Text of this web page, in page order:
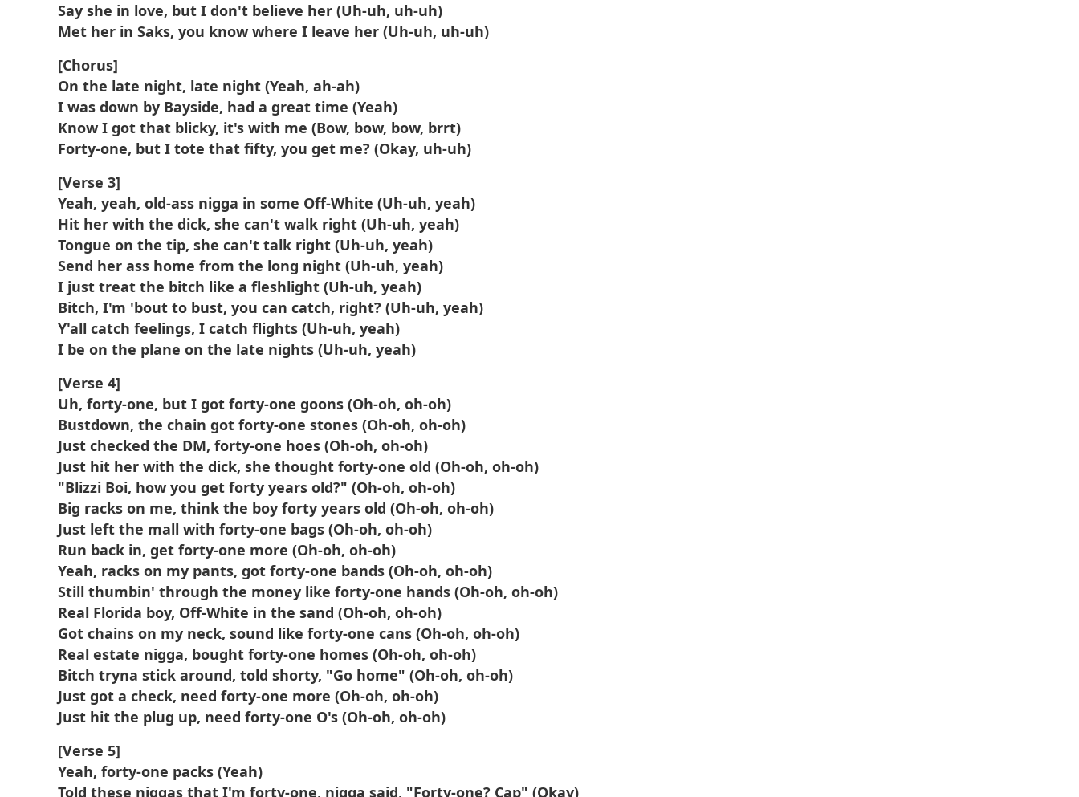
Say she in love, but I don't believe her (Uh-uh, uh-uh)
Met her in Saks, you know where I leave her (Uh-uh, uh-uh)
[Chorus]
On the late night, late night (Yeah, ah-ah)
I was down by Bayside, had a great time (Yeah)
Know I got that blicky, it's with me (Bow, bow, bow, brrt)
Forty-one, but I tote that fifty, you get me? (Okay, uh-uh)
[Verse 3]
Yeah, yeah, old-ass nigga in some Off-White (Uh-uh, yeah)
Hit her with the dick, she can't walk right (Uh-uh, yeah)
Tongue on the tip, she can't talk right (Uh-uh, yeah)
Send her ass home from the long night (Uh-uh, yeah)
I just treat the bitch like a fleshlight (Uh-uh, yeah)
Bitch, I'm 'bout to bust, you can catch, right? (Uh-uh, yeah)
Y'all catch feelings, I catch flights (Uh-uh, yeah)
I be on the plane on the late nights (Uh-uh, yeah)
[Verse 4]
Uh, forty-one, but I got forty-one goons (Oh-oh, oh-oh)
Bustdown, the chain got forty-one stones (Oh-oh, oh-oh)
Just checked the DM, forty-one hoes (Oh-oh, oh-oh)
Just hit her with the dick, she thought forty-one old (Oh-oh, oh-oh)
"Blizzi Boi, how you get forty years old?" (Oh-oh, oh-oh)
Big racks on me, think the boy forty years old (Oh-oh, oh-oh)
Just left the mall with forty-one bags (Oh-oh, oh-oh)
Run back in, get forty-one more (Oh-oh, oh-oh)
Yeah, racks on my pants, got forty-one bands (Oh-oh, oh-oh)
Still thumbin' through the money like forty-one hands (Oh-oh, oh-oh)
Real Florida boy, Off-White in the sand (Oh-oh, oh-oh)
Got chains on my neck, sound like forty-one cans (Oh-oh, oh-oh)
Real estate nigga, bought forty-one homes (Oh-oh, oh-oh)
Bitch tryna stick around, told shorty, "Go home" (Oh-oh, oh-oh)
Just got a check, need forty-one more (Oh-oh, oh-oh)
Just hit the plug up, need forty-one O's (Oh-oh, oh-oh)
[Verse 5]
Yeah, forty-one packs (Yeah)
Told these niggas that I'm forty-one, nigga said, "Forty-one? Cap" (Okay)